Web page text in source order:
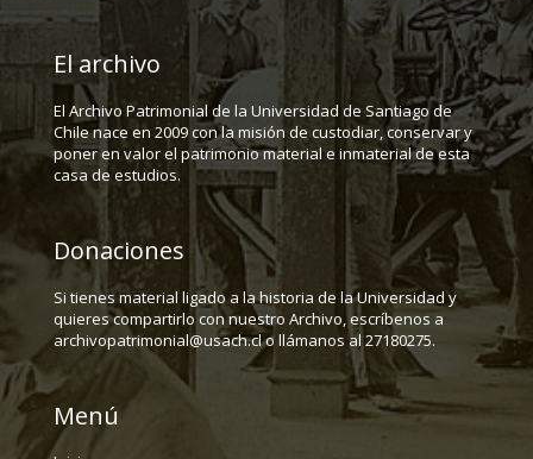
El archivo
El Archivo Patrimonial de la Universidad de Santiago de
Chile nace en 2009 con la misión de custodiar, conservar y
poner en valor el patrimonio material e inmaterial de esta
casa de estudios.
Donaciones
Si tienes material ligado a la historia de la Universidad y
quieres compartirlo con nuestro Archivo, escríbenos a
archivopatrimonial@usach.cl o llámanos al 27180275.
Menú